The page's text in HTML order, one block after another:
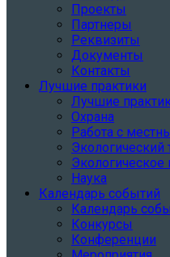
Проекты
Партнеры
Реквизиты
Документы
Контакты
Лучшие практики
Лучшие
Охрана
Работа с
Экологический
Наука
Календарь событий
Календарь
Конкурсы
Конференции